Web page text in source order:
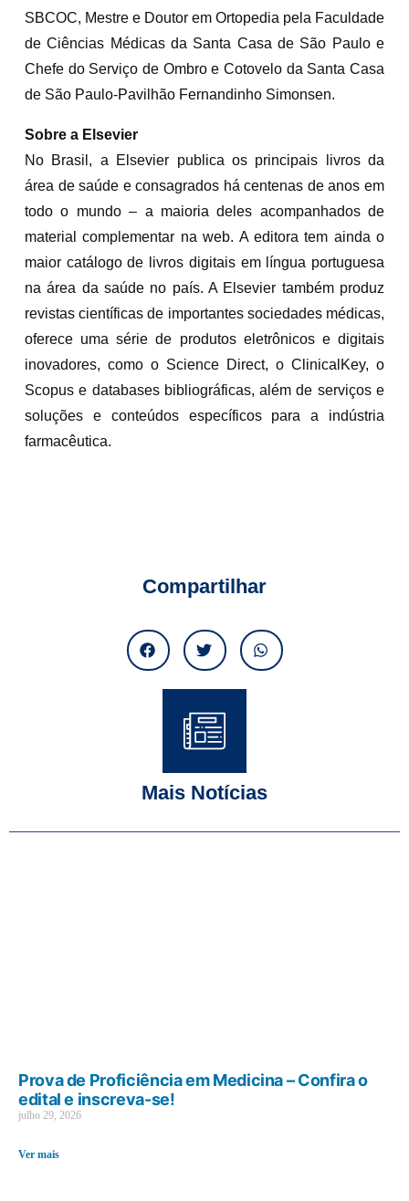
SBCOC, Mestre e Doutor em Ortopedia pela Faculdade
de Ciências Médicas da Santa Casa de São Paulo e
Chefe do Serviço de Ombro e Cotovelo da Santa Casa
de São Paulo-Pavilhão Fernandinho Simonsen.
Sobre a Elsevier
No Brasil, a Elsevier publica os principais livros da
área de saúde e consagrados há centenas de anos em
todo o mundo – a maioria deles acompanhados de
material complementar na web. A editora tem ainda o
maior catálogo de livros digitais em língua portuguesa
na área da saúde no país. A Elsevier também produz
revistas científicas de importantes sociedades médicas,
oferece uma série de produtos eletrônicos e digitais
inovadores, como o Science Direct, o ClinicalKey, o
Scopus e databases bibliográficas, além de serviços e
soluções e conteúdos específicos para a indústria
farmacêutica.
Compartilhar
Mais Notícias
Prova de Proficiência em Medicina – Confira o
edital e inscreva-se!
julho 29, 2026
Ver mais